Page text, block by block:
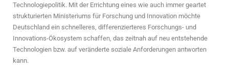
Technologiepolitik. Mit der Errichtung eines wie auch immer geartet
strukturierten Ministeriums für Forschung und Innovation möchte
Deutschland ein schnelleres, differenzierteres Forschungs- und
Innovations-Ökosystem schaffen, das zeitnah auf neu entstehende
Technologien bzw. auf veränderte soziale Anforderungen antworten
kann.